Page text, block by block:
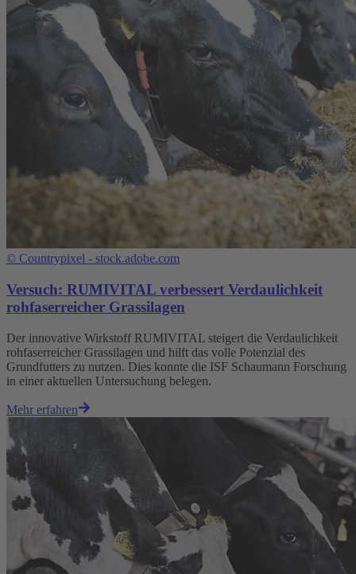
© Countrypixel - stock.adobe.com
Versuch: RUMIVITAL verbessert Verdaulichkeit
rohfaserreicher Grassilagen
Der innovative Wirkstoff RUMIVITAL steigert die Verdaulichkeit
rohfaserreicher Grassilagen und hilft das volle Potenzial des
Grundfutters zu nutzen. Dies konnte die ISF Schaumann Forschung
in einer aktuellen Untersuchung belegen.
Mehr erfahren